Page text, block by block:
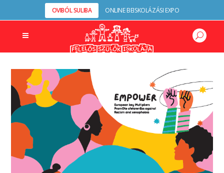
OVIBÓL SULIBA ONLINE BEISKOLÁZÁSI EXPO